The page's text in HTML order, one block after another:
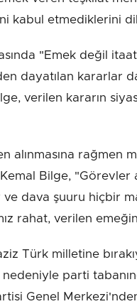
kabul etmediklerini
"Emek değil
dayatılan kararlar
verilen kararın
alınmasına rağmen
Bilge, "Görevler
dava şuuru hiçbir
rahat, verilen
Türk milletine
parti
Genel